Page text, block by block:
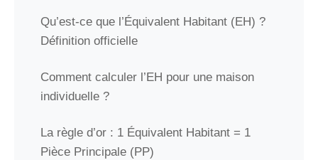
Qu’est-ce que l’Équivalent Habitant (EH) ?
Définition officielle
Comment calculer l’EH pour une maison
individuelle ?
La règle d’or : 1 Équivalent Habitant = 1
Pièce Principale (PP)